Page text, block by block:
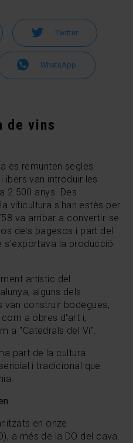
Twitter
WhatsApp
de vins
es remunten segles
ibers van introduir les
2.500 anys. Des
viticultura s'han estès per
va arribar a convertir-se
dels pagesos i part del
s'exportava la producció
artístic del
alguns dels
construir bodegues,
a obres d'art i,
a "Catedrals del Vi".
part de la cultura
i tradicional que
en onze
a més de la DO del cava.